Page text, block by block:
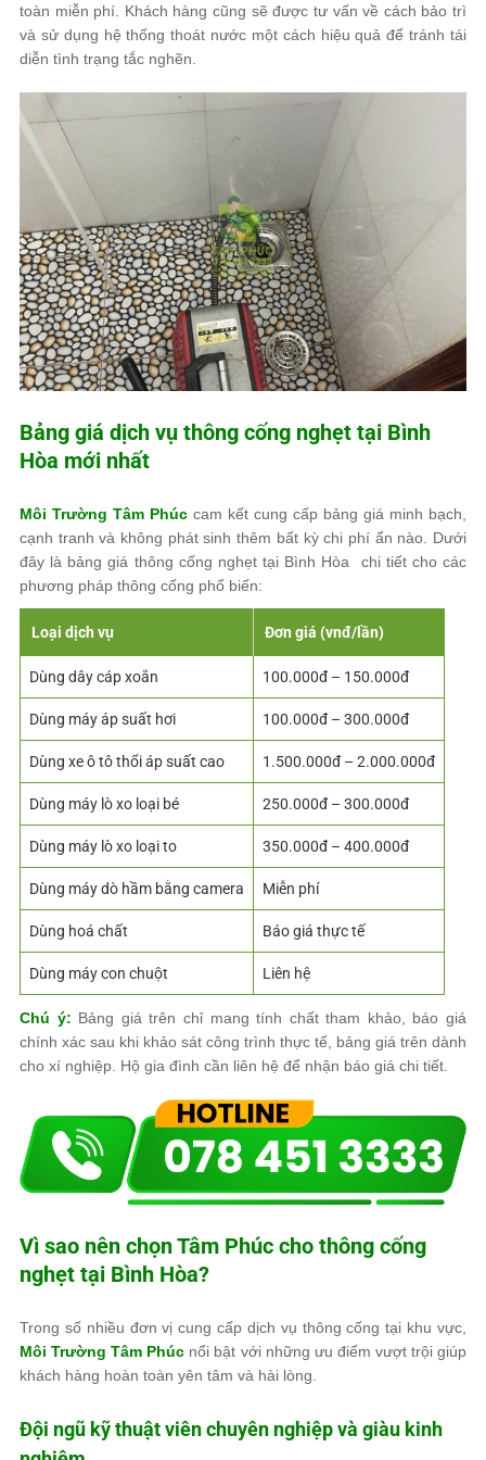
toàn miễn phí. Khách hàng cũng sẽ được tư vấn về cách bảo trì
và sử dụng hệ thống thoát nước một cách hiệu quả để tránh tái
diễn tình trạng tắc nghẽn.
Bảng giá dịch vụ thông cống nghẹt tại Bình
Hòa mới nhất
Môi Trường Tâm Phúc cam kết cung cấp bảng giá minh bạch,
cạnh tranh và không phát sinh thêm bất kỳ chi phí ẩn nào. Dưới
đây là bảng giá thông cống nghẹt tại Bình Hòa chi tiết cho các
phương pháp thông cống phổ biến:
Loại dịch vụ Đơn giá (vnđ/lần)
Dùng dây cáp xoắn 100.000đ – 150.000đ
Dùng máy áp suất hơi 100.000đ – 300.000đ
Dùng xe ô tô thổi áp suất cao 1.500.000đ – 2.000.000đ
Dùng máy lò xo loại bé 250.000đ – 300.000đ
Dùng máy lò xo loại to 350.000đ – 400.000đ
Dùng máy dò hầm bằng camera Miễn phí
Dùng hoá chất Báo giá thực tế
Dùng máy con chuột Liên hệ
Chú ý: Bảng giá trên chỉ mang tính chất tham khảo, báo giá
chính xác sau khi khảo sát công trình thực tế, bảng giá trên dành
cho xí nghiệp. Hộ gia đình cần liên hệ để nhận báo giá chi tiết.
Vì sao nên chọnTâm Phúc cho thông cống
nghẹt tại Bình Hòa?
Trong số nhiều đơn vị cung cấp dịch vụ thông cống tại khu vực,
Môi Trường Tâm Phúc nổi bật với những ưu điểm vượt trội giúp
khách hàng hoàn toàn yên tâm và hài lòng.
Đội ngũ kỹ thuật viên chuyên nghiệp và giàu kinh